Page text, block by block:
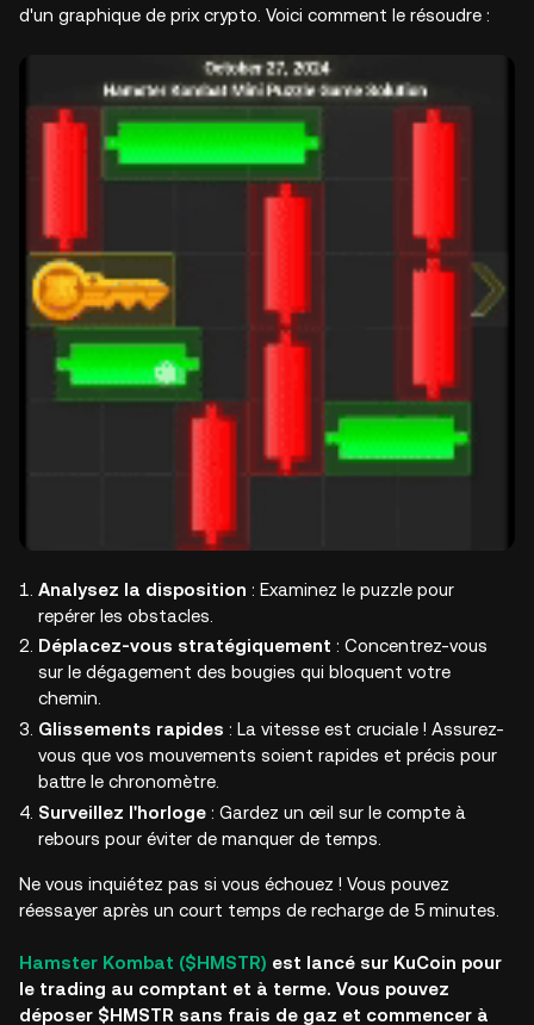
d'un graphique de prix crypto. Voici comment le résoudre :
Analysez la disposition : Examinez le puzzle pour
repérer les obstacles.
Déplacez-vous stratégiquement : Concentrez-vous
sur le dégagement des bougies qui bloquent votre
chemin.
Glissements rapides : La vitesse est cruciale ! Assurez-
vous que vos mouvements soient rapides et précis pour
battre le chronomètre.
Surveillez l'horloge : Gardez un œil sur le compte à
rebours pour éviter de manquer de temps.
Ne vous inquiétez pas si vous échouez ! Vous pouvez
réessayer après un court temps de recharge de 5 minutes.
Hamster Kombat ($HMSTR) est lancé sur KuCoin pour
le trading au comptant et à terme. Vous pouvez
déposer $HMSTR sans frais de gaz et commencer à